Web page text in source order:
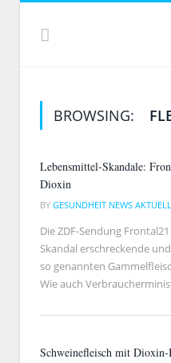
BROWSING:
Lebensmittel-Skandale:
Dioxin
BY GESUNDHEIT NEWS AKTUELL
Die ZDF-Sendung
Skandal erschreckende
so genannten
Wie auch
Schweinefleisch mit